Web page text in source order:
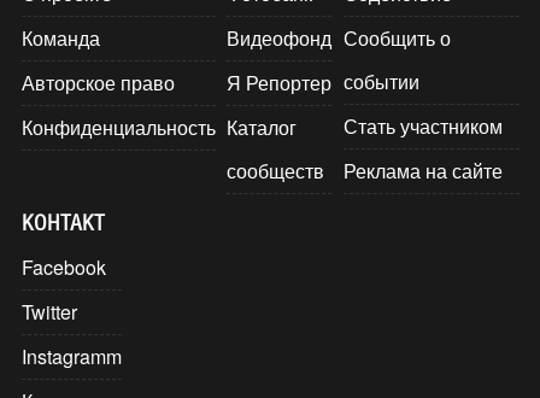
Команда
Авторское право
Конфиденциальность
Видеофонд
Я Репортер
Каталог
сообществ
Сообщить о
событии
Стать участником
Реклама на сайте
КОНТАКТ
Facebook
Twitter
Instagramm